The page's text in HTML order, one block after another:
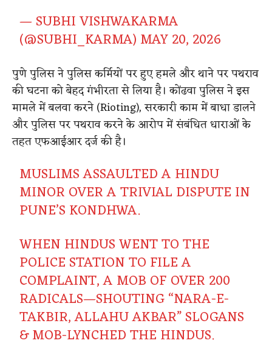
— SUBHI VISHWAKARMA
(@SUBHI_KARMA) MAY 20, 2026
पुणे पुलिस ने पुलिस कर्मियों पर हुए हमले और थाने पर पथराव
की घटना को बेहद गंभीरता से लिया है।कोंढवा पुलिस ने इस
मामले में बलवा करने (Rioting), सरकारी काम में बाधा डालने
और पुलिस पर पथराव करने के आरोप में संबंधित धाराओं के
तहत एफआईआर दर्ज की है।
MUSLIMS ASSAULTED A HINDU
MINOR OVER A TRIVIAL DISPUTE IN
PUNE’S KONDHWA.
WHEN HINDUS WENT TO THE
POLICE STATION TO FILE A
COMPLAINT, A MOB OF OVER 200
RADICALS—SHOUTING “NARA-E-
TAKBIR, ALLAHU AKBAR” SLOGANS
& MOB-LYNCHED THE HINDUS.